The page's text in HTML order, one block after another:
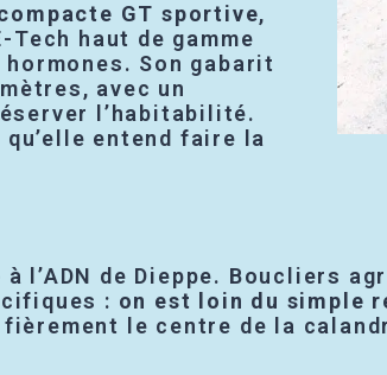
GT sportive,
haut de gamme
Son gabarit
avec un
l’habitabilité.
entend faire la
l’ADN de Dieppe. Boucliers
: on est loin du simple
le centre de la